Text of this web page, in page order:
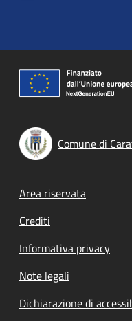
Comune di
Footer menu
Area riservata
Crediti
Informativa privacy
Note legali
Dichiarazione di